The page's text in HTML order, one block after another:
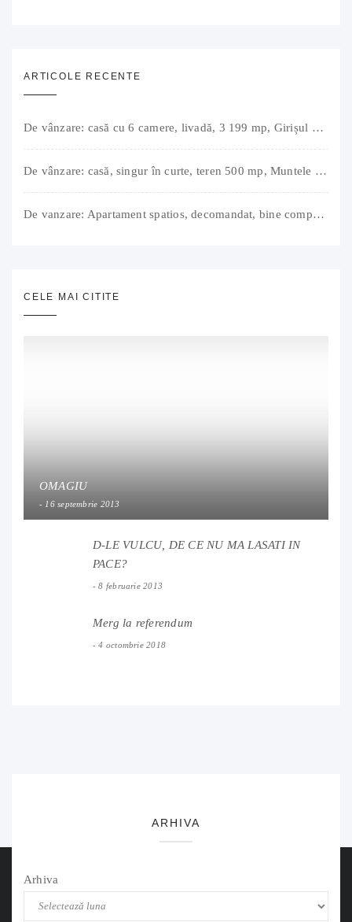
ARTICOLE RECENTE
De vânzare: casă cu 6 camere, livadă, 3 199 mp, Girișul Negru, Bihor, 42 000 Euro. Comision 0.
De vânzare: casă, singur în curte, teren 500 mp, Muntele Găina, Oradea. 157.000 € (negociabil). Comision 0.
De vanzare: Apartament spatios, decomandat, bine compartimentat, 3 camere, 2 bai, bucatarie, suprafață utilă de 64 mp + 3 balcoane (11 mp), strada Barierei, zona Dragos Voda Oradea. 89 500 E (neg). Comision 0
CELE MAI CITITE
OMAGIU
16 septembrie 2013
D-LE VULCU, DE CE NU MA LASATI IN
PACE?
8 februarie 2013
Merg la referendum
4 octombrie 2018
ARHIVA
Arhiva